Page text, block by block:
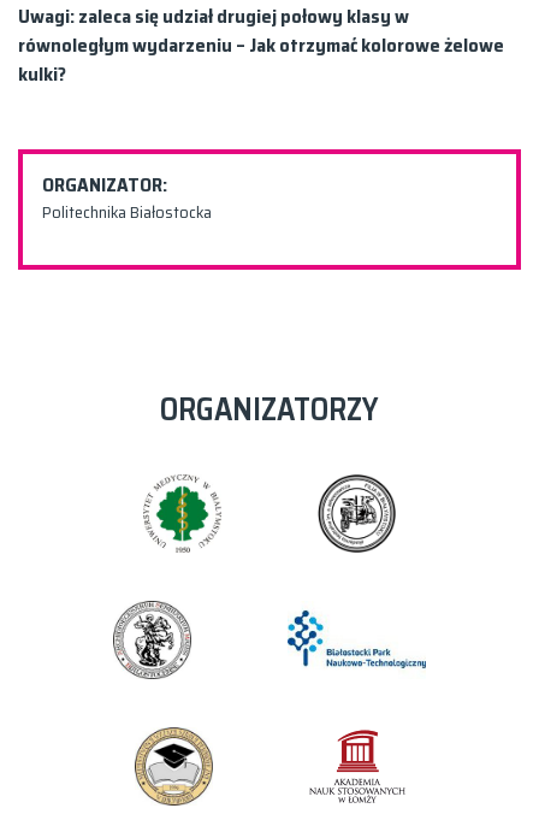
Uwagi: zaleca się udział drugiej połowy klasy w
równoległym wydarzeniu – Jak otrzymać kolorowe żelowe
kulki?
ORGANIZATOR:
Politechnika Białostocka
ORGANIZATORZY